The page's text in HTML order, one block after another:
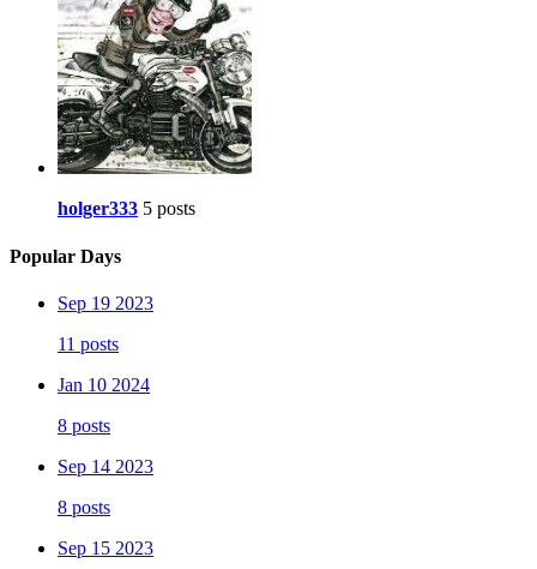
holger333 5 posts
Popular Days
Sep 19 2023
11 posts
Jan 10 2024
8 posts
Sep 14 2023
8 posts
Sep 15 2023